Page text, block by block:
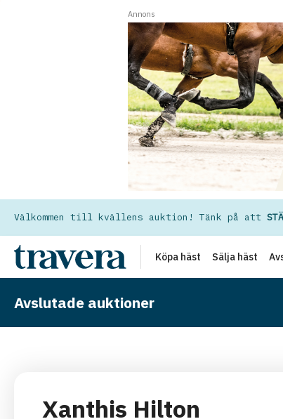
Annons
Välkommen till kvällens auktion! Tänk på att
Köpa häst Sälja häst
Avslutade auktioner
Xanthis Hilton